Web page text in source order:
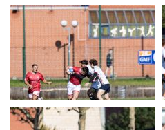
UERC
UERC